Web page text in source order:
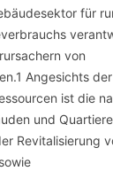
für
von
Angesichts
ist die
und
Revitalisierung